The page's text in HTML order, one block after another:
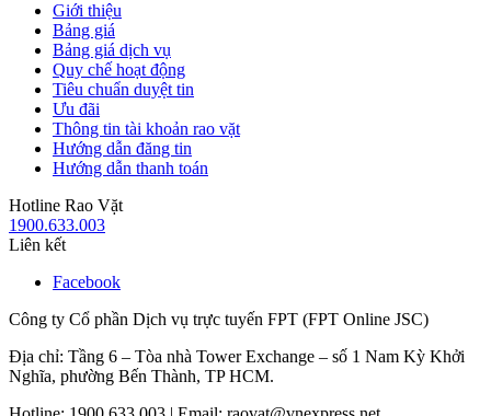
Giới thiệu
Bảng giá
Bảng giá dịch vụ
Quy chế hoạt động
Tiêu chuẩn duyệt tin
Ưu đãi
Thông tin tài khoản rao vặt
Hướng dẫn đăng tin
Hướng dẫn thanh toán
Hotline Rao Vặt
1900.633.003
Liên kết
Facebook
Công ty Cổ phần Dịch vụ trực tuyến FPT (FPT Online JSC)
Địa chỉ: Tầng 6 – Tòa nhà Tower Exchange – số 1 Nam Kỳ Khởi
Nghĩa, phường Bến Thành, TP HCM.